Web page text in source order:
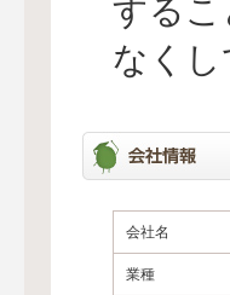
するこ
なくし
会社名
業種